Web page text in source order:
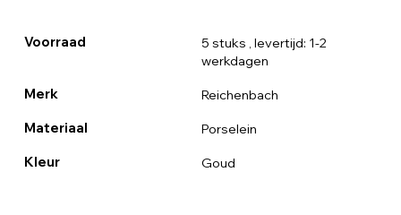
Voorraad 5 stuks , levertijd: 1-2
werkdagen
Merk Reichenbach
Materiaal Porselein
Kleur Goud